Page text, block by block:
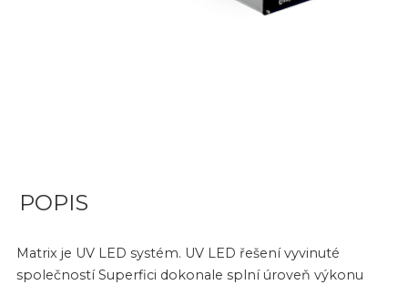
POPIS
Matrix je UV LED systém. UV LED řešení vyvinuté
společností Superfici dokonale splní úroveň výkonu